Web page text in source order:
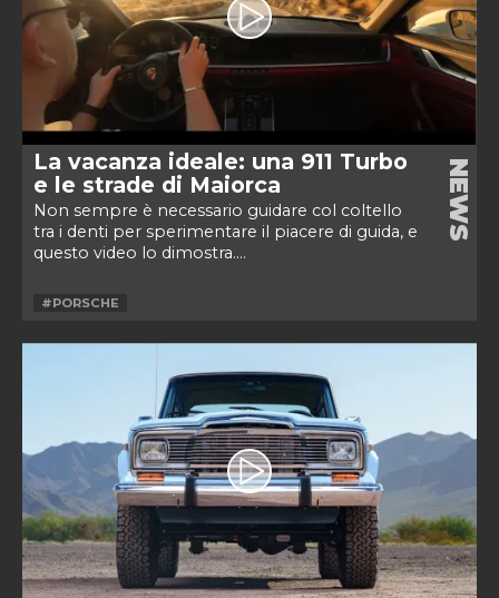
La vacanza ideale: una 911 Turbo
e le strade di Maiorca
Non sempre è necessario guidare col coltello
tra i denti per sperimentare il piacere di guida, e
questo video lo dimostra....
NEWS
#PORSCHE